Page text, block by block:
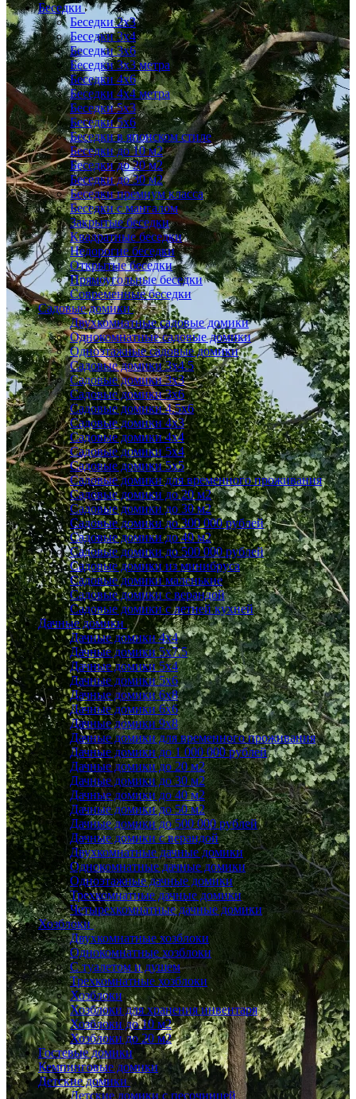
Беседки
Беседки 2x3
Беседки 3x4
Беседки 3x6
Беседки 3х3 метра
Беседки 4x6
Беседки 4х4 метра
Беседки 5x3
Беседки 5x6
Беседки в японском стиле
Беседки до 10 м2
Беседки до 20 м2
Беседки до 30 м2
Беседки премиум класса
Беседки с мангалом
Закрытые беседки
Квадратные беседки
Недорогие беседки
Открытые беседки
Прямоугольные беседки
Современные беседки
Садовые домики
Двухкомнатные садовые домики
Однокомнатные садовые домики
Одноэтажные садовые домики
Садовые домики 3x4.5
Садовые домики 3х3
Садовые домики 3х6
Садовые домики 4.5x6
Садовые домики 4x3
Садовые домики 4x4
Садовые домики 5х4
Садовые домики 5х5
Садовые домики для временного проживания
Садовые домики до 20 м2
Садовые домики до 30 м2
Садовые домики до 300 000 рублей
Садовые домики до 40 м2
Садовые домики до 500 000 рублей
Садовые домики из минибруса
Садовые домики маленькие
Садовые домики с верандой
Садовые домики с летней кухней
Дачные домики
Дачные домики 4х4
Дачные домики 5x7.5
Дачные домики 5х4
Дачные домики 5х6
Дачные домики 6x8
Дачные домики 6х6
Дачные домики 9x8
Дачные домики для временного проживания
Дачные домики до 1 000 000 рублей
Дачные домики до 20 м2
Дачные домики до 30 м2
Дачные домики до 40 м2
Дачные домики до 50 м2
Дачные домики до 500 000 рублей
Дачные домики с верандой
Двухкомнатные дачные домики
Однокомнатные дачные домики
Одноэтажные дачные домики
Трехкомнатные дачные домики
Четырехкомнатные дачные домики
Хозблоки
Двухкомнатные хозблоки
Однокомнатные хозблоки
С туалетом и душем
Трехкомнатные хозблоки
Хозблоки
Хозблоки для хранения инвентаря
Хозблоки до 10 м2
Хозблоки до 20 м2
Гостевые домики
Кемпинговые домики
Детские домики
Детские домики с песочницей